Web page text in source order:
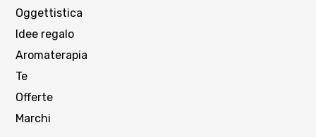
Oggettistica
Idee regalo
Aromaterapia
Te
Offerte
Marchi